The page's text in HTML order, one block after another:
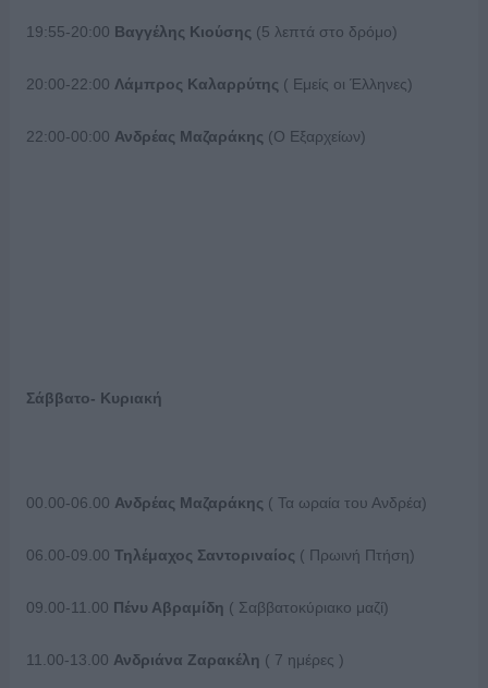
19:55-20:00 Βαγγέλης Κιούσης (5 λεπτά στο δρόμο)
20:00-22:00 Λάμπρος Καλαρρύτης ( Εμείς οι Έλληνες)
22:00-00:00 Ανδρέας Μαζαράκης (Ο Εξαρχείων)
Σάββατο- Κυριακή
00.00-06.00 Ανδρέας Μαζαράκης ( Τα ωραία του Ανδρέα)
06.00-09.00 Τηλέμαχος Σαντοριναίος ( Πρωινή Πτήση)
09.00-11.00 Πένυ Αβραμίδη ( Σαββατοκύριακο μαζί)
11.00-13.00 Ανδριάνα Ζαρακέλη ( 7 ημέρες )